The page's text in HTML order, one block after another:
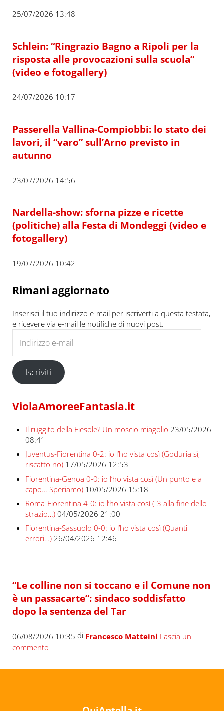
25/07/2026 13:48
Schlein: “Ringrazio Bagno a Ripoli per la
risposta alle provocazioni sulla scuola”
(video e fotogallery)
24/07/2026 10:17
Passerella Vallina-Compiobbi: lo stato dei
lavori, il “varo” sull’Arno previsto in
autunno
23/07/2026 14:56
Nardella-show: sforna pizze e ricette
(politiche) alla Festa di Mondeggi (video e
fotogallery)
19/07/2026 10:42
Rimani aggiornato
Inserisci il tuo indirizzo e-mail per iscriverti a questa testata,
e ricevere via e-mail le notifiche di nuovi post.
Iscriviti
ViolaAmoreeFantasia.it
Il ruggito della Fiesole? Un moscio miagolio 23/05/2026
08:41
Juventus-Fiorentina 0-2: io l’ho vista così (Goduria sì,
riscatto no) 17/05/2026 12:53
Fiorentina-Genoa 0-0: io l’ho vista così (Un punto e a
capo… Speriamo) 10/05/2026 15:18
Roma-Fiorentina 4-0: io l’ho vista così (-3 alla fine dello
strazio…) 04/05/2026 21:00
Fiorentina-Sassuolo 0-0: io l’ho vista così (Quanti
errori…) 26/04/2026 12:46
“Le colline non si toccano e il Comune non
è un passacarte”: sindaco soddisfatto
dopo la sentenza del Tar
06/08/2026 10:35 di Francesco Matteini Lascia un
commento